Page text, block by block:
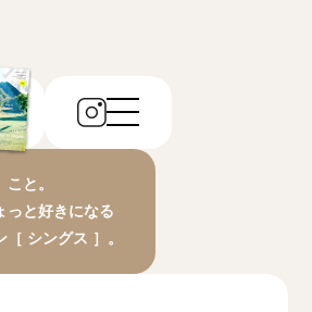
と。
っと好きになる
シングス ］。